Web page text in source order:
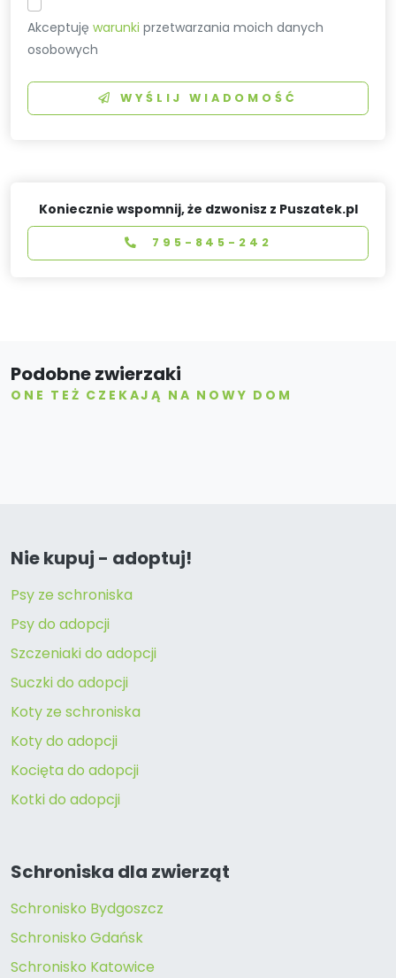
Akceptujęwarunki przetwarzania moich danych
osobowych
WYŚLIJ WIADOMOŚĆ
Koniecznie wspomnij, że dzwonisz z Puszatek.pl
795-845-242
Podobne zwierzaki
ONE TEŻ CZEKAJĄ NA NOWY DOM
Nie kupuj - adoptuj!
Psy ze schroniska
Psy do adopcji
Szczeniaki do adopcji
Suczki do adopcji
Koty ze schroniska
Koty do adopcji
Kocięta do adopcji
Kotki do adopcji
Schroniska dla zwierząt
Schronisko Bydgoszcz
Schronisko Gdańsk
Schronisko Katowice